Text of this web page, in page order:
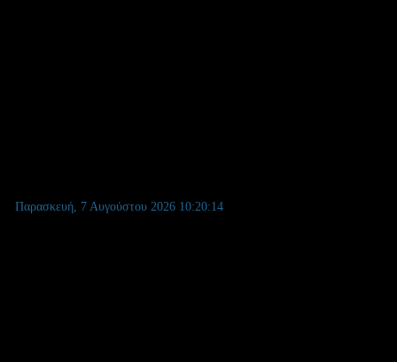
Παρασκευή, 7 Αυγούστου 2026 10:20:15